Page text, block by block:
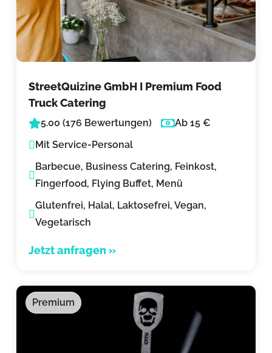
StreetQuizine GmbH I Premium Food
Truck Catering
5.00 (176 Bewertungen)
Ab 15 €
Mit Service-Personal
Barbecue, Business Catering, Feinkost,
Fingerfood, Flying Buffet, Menü
Glutenfrei, Halal, Laktosefrei, Vegan,
Vegetarisch
Jetzt anfragen »
Premium